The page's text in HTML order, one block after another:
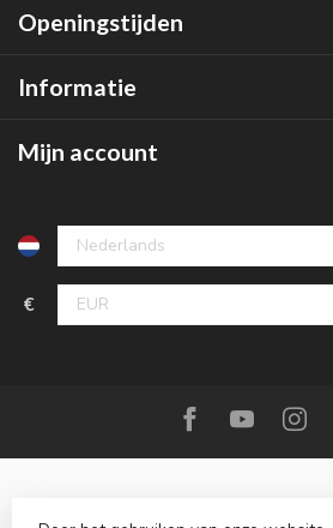
Openingstijden
Informatie
Mijn account
€